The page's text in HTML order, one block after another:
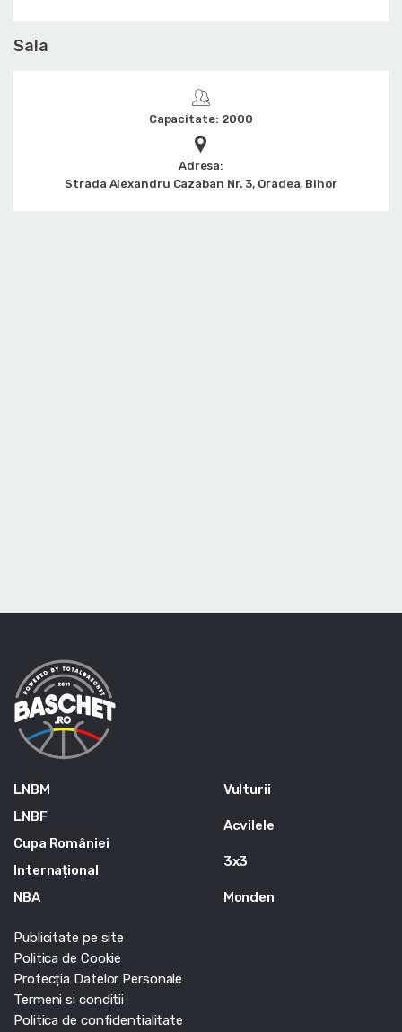
Sala
Capacitate: 2000
Adresa:
Strada Alexandru Cazaban Nr. 3, Oradea, Bihor
LNBM
LNBF
Cupa României
Internațional
NBA
Vulturii
Acvilele
3x3
Monden
Publicitate pe site
Politica de Cookie
Protecția Datelor Personale
Termeni si conditii
Politica de confidentialitate